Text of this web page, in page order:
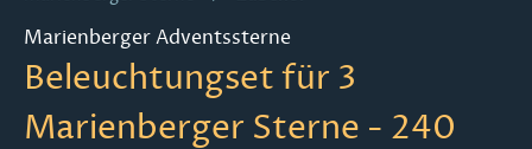
Marienberger Adventssterne
Beleuchtungset für 3
Marienberger Sterne - 240